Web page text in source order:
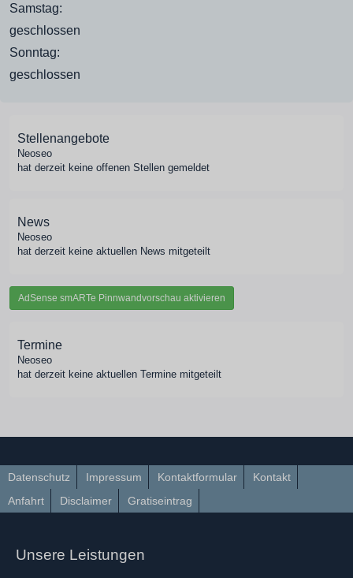
Samstag:
geschlossen
Sonntag:
geschlossen
Stellenangebote
Neoseo
hat derzeit keine offenen Stellen gemeldet
News
Neoseo
hat derzeit keine aktuellen News mitgeteilt
AdSense smARTe Pinnwandvorschau aktivieren
Termine
Neoseo
hat derzeit keine aktuellen Termine mitgeteilt
Datenschutz Impressum Kontaktformular
Kontakt
Anfahrt
Disclaimer Gratiseintrag
Unsere Leistungen